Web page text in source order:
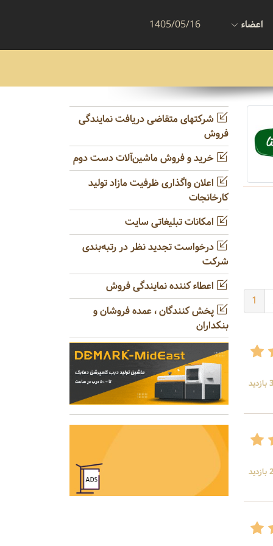
اعضاء 1405/05/16
1
شرکتهای متقاضی دریافت نمایندگی
فروش
خرید و فروش ماشین‌آلات دست دوم
اعلان واگذاری ظرفیت مازاد تولید
کارخانجات
امکانات تبلیغاتی سایت
درخواست تجدید نظر در رتبه‌بندی
شرکت
اعطاء کننده نمایندگی فروش
پخش کنندگان ، عمده فروشان و
بنکداران